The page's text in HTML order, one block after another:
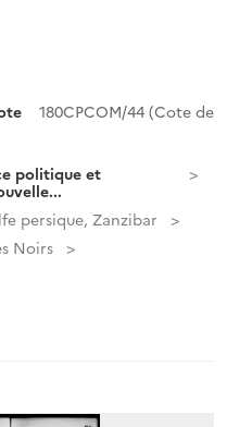
180CPCOM/44 (Cote de
politique et
persique, Zanzibar
Noirs